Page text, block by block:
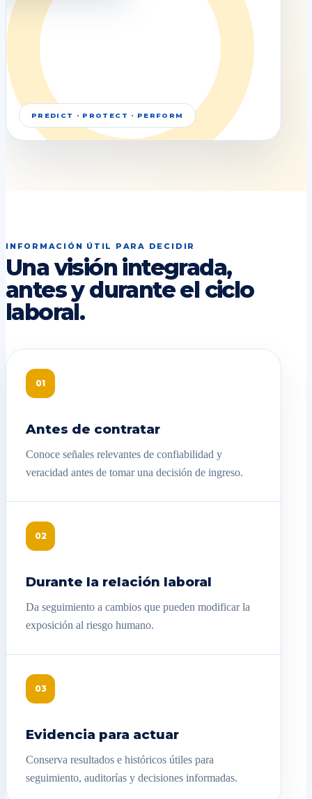
PREDICT · PROTECT · PERFORM
INFORMACIÓN ÚTIL PARA DECIDIR
Una visión integrada,
antes y durante el ciclo
laboral.
01
Antes de contratar
Conoce señales relevantes de confiabilidad y
veracidad antes de tomar una decisión de ingreso.
02
Durante la relación laboral
Da seguimiento a cambios que pueden modificar la
exposición al riesgo humano.
03
Evidencia para actuar
Conserva resultados e históricos útiles para
seguimiento, auditorías y decisiones informadas.